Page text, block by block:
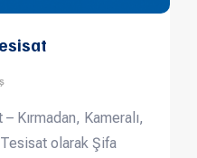
Kırmadan, Kameralı,
olarak Şifa